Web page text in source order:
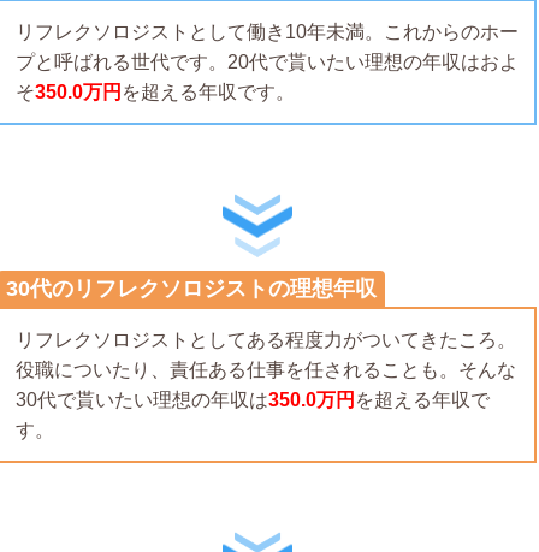
リフレクソロジストとして働き10年未満。これからのホー
プと呼ばれる世代です。20代で貰いたい理想の年収はおよ
そ350.0万円 を超える年収です。
30代のリフレクソロジストの理想年収
リフレクソロジストとしてある程度力がついてきたころ。
役職についたり、責任ある仕事を任されることも。そんな
30代で貰いたい理想の年収は350.0万円 を超える年収で
す。